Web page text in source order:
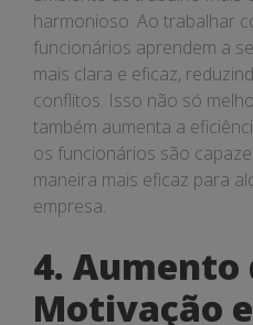
harmonioso. Ao trabalhar
funcionários aprendem a
mais clara e eficaz,
conflitos. Isso não só
também aumenta a
os funcionários são
maneira mais eficaz para
empresa.
4. Aumento
Motivação e